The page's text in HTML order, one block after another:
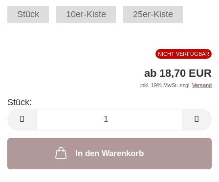
Stück
10er-Kiste 25er-Kiste
NICHT VERFÜGBAR
ab 18,70 EUR
inkl. 19% MwSt. zzgl. Versand
Stück:
Stück
In den Warenkorb